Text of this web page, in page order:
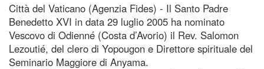
Città del Vaticano (Agenzia Fides) - Il Santo Padre
Benedetto XVI in data 29 luglio 2005 ha nominato
Vescovo di Odienné (Costa d’Avorio) il Rev. Salomon
Lezoutié, del clero di Yopougon e Direttore spirituale del
Seminario Maggiore di Anyama.